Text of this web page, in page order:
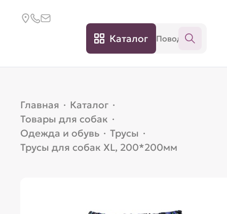
Каталог
Главная · Каталог ·
Товары для собак ·
Одежда и обувь · Трусы ·
Трусы для собак XL, 200*200мм